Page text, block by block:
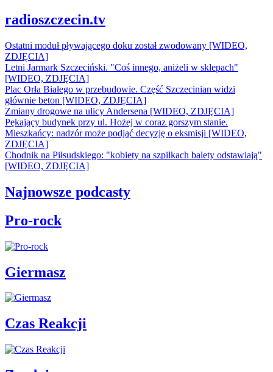
radioszczecin.tv
Ostatni moduł pływającego doku został zwodowany [WIDEO,
ZDJĘCIA]
Letni Jarmark Szczeciński. "Coś innego, aniżeli w sklepach"
[WIDEO, ZDJĘCIA]
Plac Orła Białego w przebudowie. Część Szczecinian widzi
głównie beton [WIDEO, ZDJĘCIA]
Zmiany drogowe na ulicy Andersena [WIDEO, ZDJĘCIA]
Pękający budynek przy ul. Hożej w coraz gorszym stanie.
Mieszkańcy: nadzór może podjąć decyzję o eksmisji [WIDEO,
ZDJĘCIA]
Chodnik na Piłsudskiego: "kobiety na szpilkach balety odstawiają"
[WIDEO, ZDJĘCIA]
Najnowsze podcasty
Pro-rock
Giermasz
Czas Reakcji